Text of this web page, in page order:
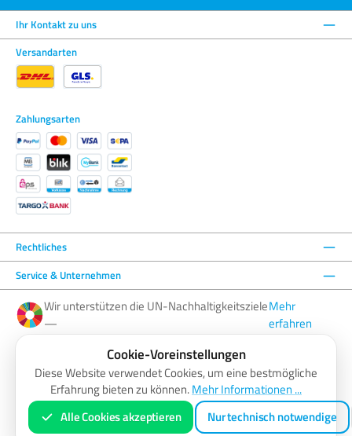
Ihr Kontakt zu uns
Versandarten
Zahlungsarten
Rechtliches
Service & Unternehmen
Wir unterstützen die UN-Nachhaltigkeitsziele
—
Mehr
erfahren
Facebook Instagram YouTube LinkedIn
Barrierefreiheitserklärung Datenschutzerklärung Impressum
Widerrufsbelehrung
Vertrag widerrufen
* Alle Preise inkl. gesetzl. Mehrwertsteuer zzgl.Versandkostenund ggf. Nachnahmegebühren, wenn nicht anders
angegeben.
Cookie-Voreinstellungen
Diese Website verwendet Cookies, um eine bestmögliche
Erfahrung bieten zu können.Mehr Informationen ...
Alle Cookies akzeptieren
Nur technisch notwendige